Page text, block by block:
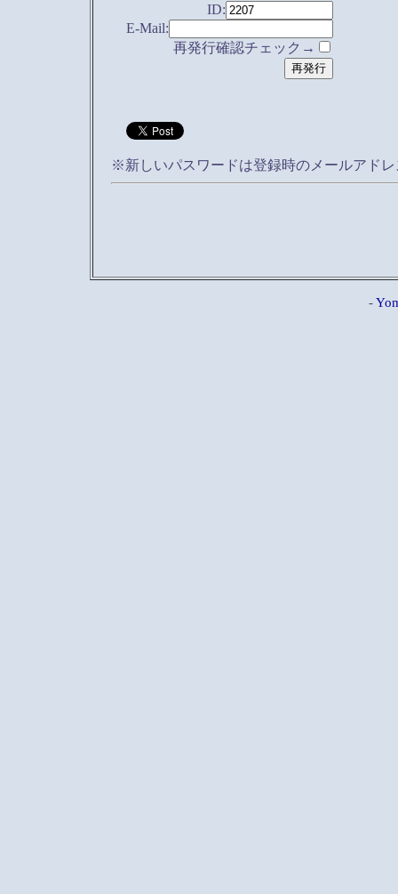
ID:
E-Mail:
再発行確認チェック→
※新しいパスワードは登録時のメールアド
-